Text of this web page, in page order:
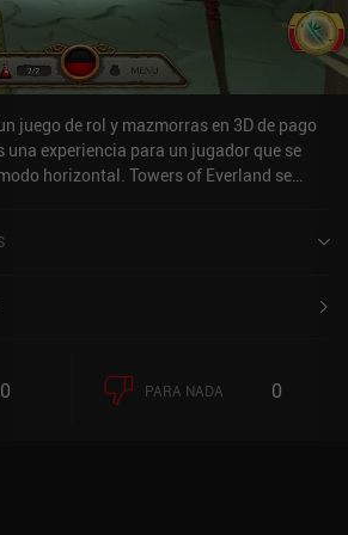
actualizados se vuelve
A pesar de estos
sigue siendo manejable, aunque un poco
se ralentiza al cabo de un rato, pero la
todo si se juega en sesiones cortas
juego de rol y mazmorras en 3D de pago
una experiencia para un jugador que se
horizontal. Towers of Everland se
0 PARA NADA 0